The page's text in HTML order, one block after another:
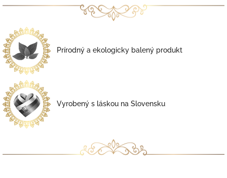
Prírodný a ekologicky balený produkt
Vyrobený s láskou na Slovensku